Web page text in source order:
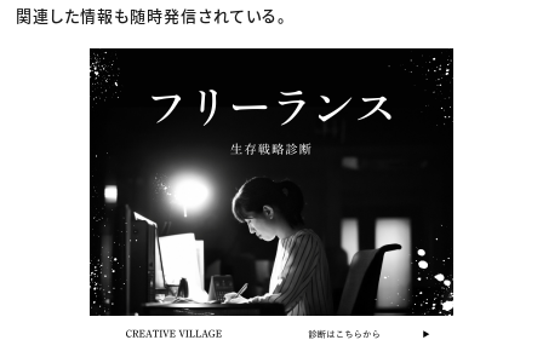
関連した情報も随時発信されている。